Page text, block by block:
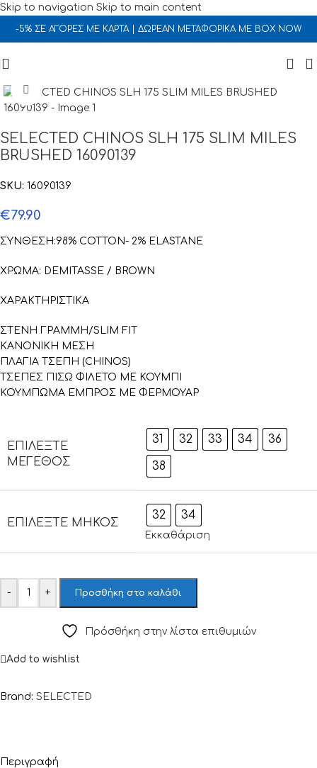
Skip to navigation Skip to main content
-5% ΣΕ ΑΓΟΡΕΣ ΜΕ ΚΑΡΤΑ | ΔΩΡΕΑΝ ΜΕΤΑΦΟΡΙΚΑ ΜΕ BOX NOW
Click to enlarge
SELECTED CHINOS SLH 175 SLIM MILES
BRUSHED 16090139
SKU: 16090139
€79.90
ΣΥΝΘΕΣΗ:98% COTTON- 2% ELASTANE
ΧΡΩΜΑ: DEMITASSE / BROWN
ΧΑΡΑΚΤΗΡΙΣΤΙΚΑ
ΣΤΕΝΗ ΓΡΑΜΜΗ/SLIM FIT
ΚΑΝΟΝΙΚΗ ΜΕΣΗ
ΠΛΑΓΙΑ ΤΣΕΠΗ (CHINOS)
ΤΣΕΠΕΣ ΠΙΣΩ ΦΙΛΕΤΟ ΜΕ ΚΟΥΜΠΙ
ΚΟΥΜΠΩΜΑ ΕΜΠΡΟΣ ΜΕ ΦΕΡΜΟΥΑΡ
ΕΠΙΛΈΞΤΕ
ΜΈΓΕΘΟΣ
31 32 33 34 36
38
ΕΠΙΛΈΞΤΕ ΜΉΚΟΣ
32 34
Εκκαθάριση
- + Προσθήκη στο καλάθι
Πρόσθήκη στην λίστα επιθυμιών
Add to wishlist
Brand: SELECTED
Περιγραφή